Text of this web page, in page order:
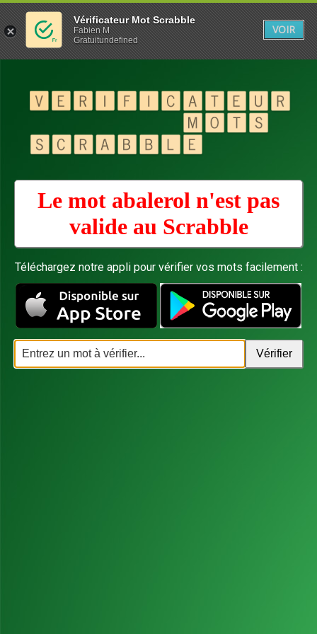
Le mot abalerol n'est pas
valide au Scrabble
Téléchargez notre appli pour vérifier vos mots facilement :
Vérificateur Mot Scrabble
Fabien M
Gratuitundefined
VOIR